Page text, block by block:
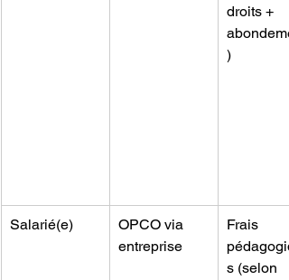
droits +
)
Salarié(e)
OPCO via
entreprise
Frais
s (selon